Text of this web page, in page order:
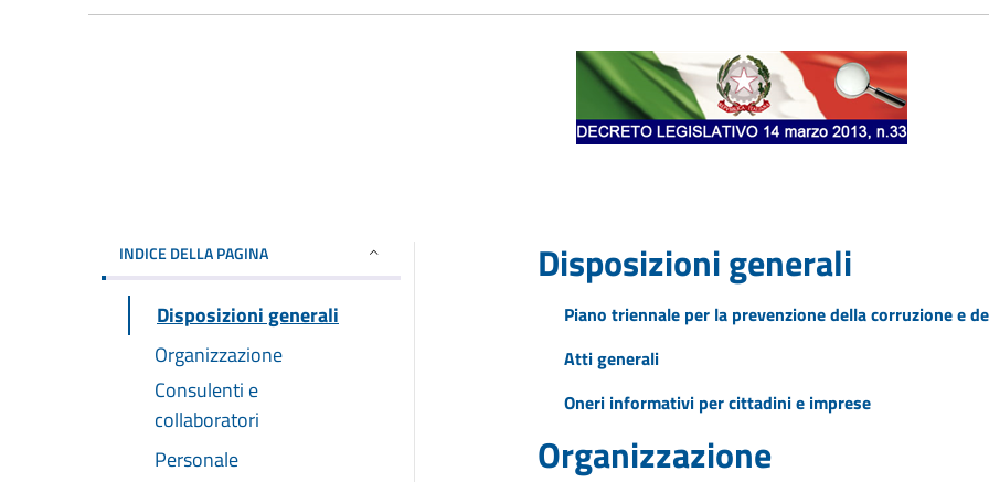
INDICE DELLA PAGINA
Disposizioni generali
Organizzazione
Consulenti e
collaboratori
Personale
Disposizioni generali
Piano triennale per la prevenzione della corruzione e
Atti generali
Oneri informativi per cittadini e imprese
Organizzazione